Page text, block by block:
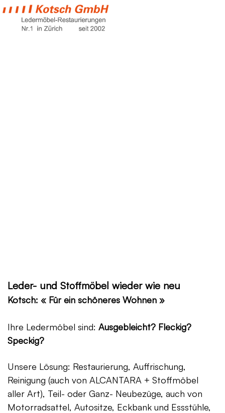
Leder- und Stoffmöbel wieder wie neu
Kotsch: « Für ein schöneres Wohnen »
Ihre Ledermöbel sind: Ausgebleicht? Fleckig?
Speckig?
Unsere Lösung: Restaurierung, Auffrischung,
Reinigung (auch von ALCANTARA + Stoffmöbel
aller Art), Teil- oder Ganz- Neubezüge, auch von
Motorradsattel, Autositze, Eckbank und Essstühle,